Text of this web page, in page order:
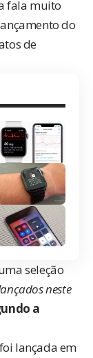
fala muito
do
de
seleção
neste
a
foi lançada em